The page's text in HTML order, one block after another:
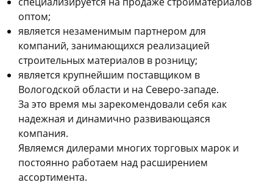
Код товара
оптом;
является незаменимым партнером для
компаний, занимающихся реализацией
строительных материалов в розницу;
является крупнейшим поставщиком в
Вологодской области и на Северо-западе.
За это время мы зарекомендовали себя как
надежная и динамично развивающаяся
компания.
Являемся дилерами многих торговых марок и
постоянно работаем над расширением
ассортимента.